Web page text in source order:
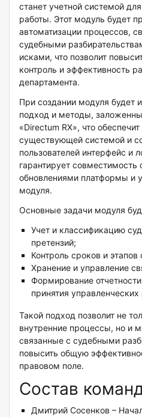
станет учетной системой
работы. Этот модуль будет
автоматизации процессов,
судебными
исками, что позволит
контроль и эффективность
департамента.
При создании модуля будет
подход и методы,
«Directum RX», что
существующей системой и
пользователей интерфейс и
гарантирует
обновлениями платформы и
модуля.
Основные задачи модуля
Учет и классификацию
претензий;
Контроль сроков и
Хранение и управление
Формирование
принятия
Такой подход позволит не
внутренние процессы, но и
связанные с судебными
повысить общую
правовом поле.
Состав
Дмитрий Сосенков –